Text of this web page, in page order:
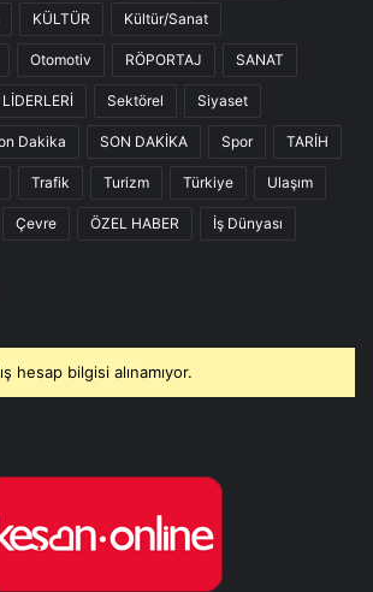
KÜLTÜR Kültür/Sanat
Otomotiv RÖPORTAJ SANAT
Sektörel Siyaset
Dakika SON DAKİKA Spor TARİH
Trafik Turizm Türkiye Ulaşım
Çevre ÖZEL HABER İş Dünyası
hesap bilgisi alınamıyor.